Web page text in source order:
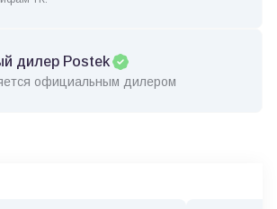
дилер Postek
официальным дилером